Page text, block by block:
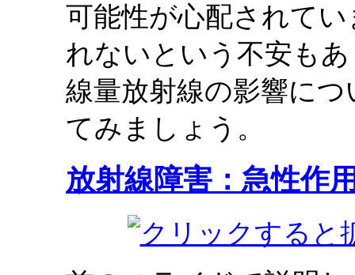
可能性が心配されて
れないという不安も
線量放射線の影響に
てみましょう。
放射線障害：急性作